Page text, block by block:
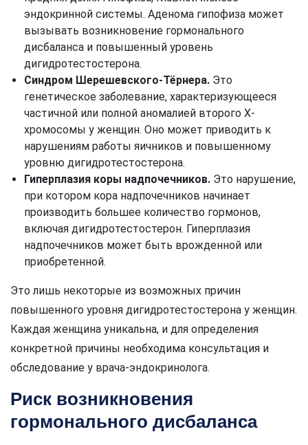
эндокринной системы. Аденома гипофиза может
вызывать возникновение гормонального
дисбаланса и повышенный уровень
дигидротестостерона.
Синдром Шерешевского-Тёрнера. Это
генетическое заболевание, характеризующееся
частичной или полной аномалией второго X-
хромосомы у женщин. Оно может приводить к
нарушениям работы яичников и повышенному
уровню дигидротестостерона.
Гиперплазия коры надпочечников. Это нарушение,
при котором кора надпочечников начинает
производить большее количество гормонов,
включая дигидротестостерон. Гиперплазия
надпочечников может быть врожденной или
приобретенной.
Это лишь некоторые из возможных причин
повышенного уровня дигидротестостерона у женщин.
Каждая женщина уникальна, и для определения
конкретной причины необходима консультация и
обследование у врача-эндокринолога.
Риск возникновения
гормонального дисбаланса